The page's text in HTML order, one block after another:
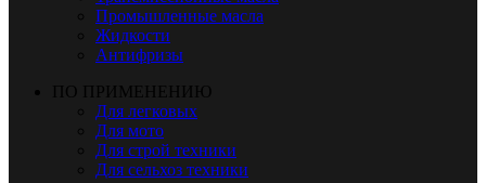
Промышленные масла
Жидкости
Антифризы
ПО ПРИМЕНЕНИЮ
Для легковых
Для мото
Для строй техники
Для сельхоз техники